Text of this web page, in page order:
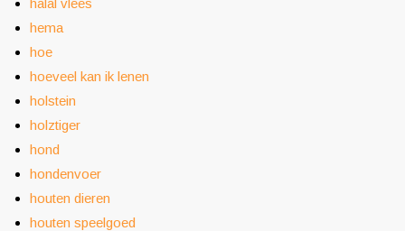
halal vlees
hema
hoe
hoeveel kan ik lenen
holstein
holztiger
hond
hondenvoer
houten dieren
houten speelgoed